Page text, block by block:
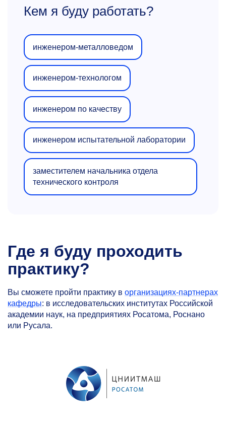
Кем я буду работать?
инженером-металловедом
инженером-технологом
инженером по качеству
инженером испытательной лаборатории
заместителем начальника отдела
технического контроля
Где я буду проходить
практику?
Вы сможете пройти практику в организациях-партнерах
кафедры: в исследовательских институтах Российской
академии наук, на предприятиях Росатома, Роснано
или Русала.